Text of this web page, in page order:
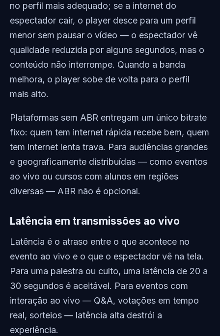
no perfil mais adequado; se a internet do
espectador cair, o player desce para um perfil
menor sem pausar o vídeo — o espectador vê
qualidade reduzida por alguns segundos, mas o
conteúdo não interrompe. Quando a banda
melhora, o player sobe de volta para o perfil
mais alto.
Plataformas sem ABR entregam um único bitrate
fixo: quem tem internet rápida recebe bem, quem
tem internet lenta trava. Para audiências grandes
e geograficamente distribuídas — como eventos
ao vivo ou cursos com alunos em regiões
diversas — ABR não é opcional.
Latência em transmissões ao vivo
Latência é o atraso entre o que acontece no
evento ao vivo e o que o espectador vê na tela.
Para uma palestra ou culto, uma latência de 20 a
30 segundos é aceitável. Para eventos com
interação ao vivo — Q&A, votações em tempo
real, sorteios — latência alta destrói a
experiência.